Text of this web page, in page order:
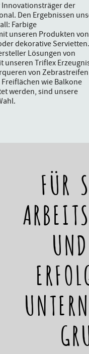
der
Den Ergebnissen
Farbige
unseren Produkten von
dekorative Servietten.
Lösungen von
unseren Triflex
von Zebrastreifen
wie Balkone
werden, sind unsere
FÜR